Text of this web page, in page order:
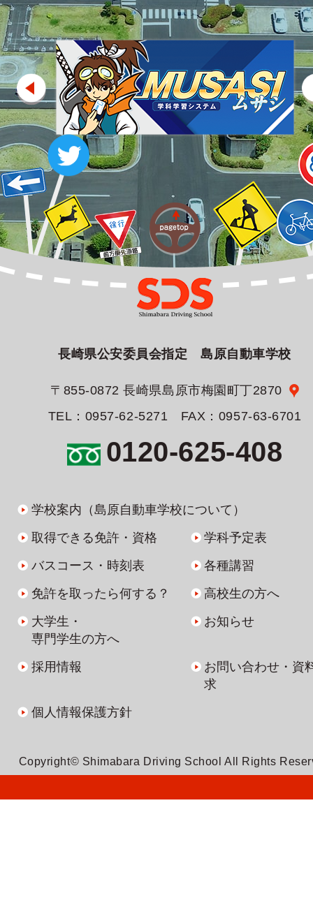
長崎県公安委員会指定 島原自動車学校
〒855-0872 長崎県島原市梅園町丁2870
TEL：0957-62-5271 FAX：0957-63-6701
0120-625-408
学校案内（島原自動車学校について）
取得できる免許・資格
学科予定表
バスコース・時刻表
各種講習
免許を取ったら何する？
高校生の方へ
大学生・
専門学生の方へ
お知らせ
採用情報
お問い合わせ・資
求
個人情報保護方針
Copyright© Shimabara Driving School All Rights